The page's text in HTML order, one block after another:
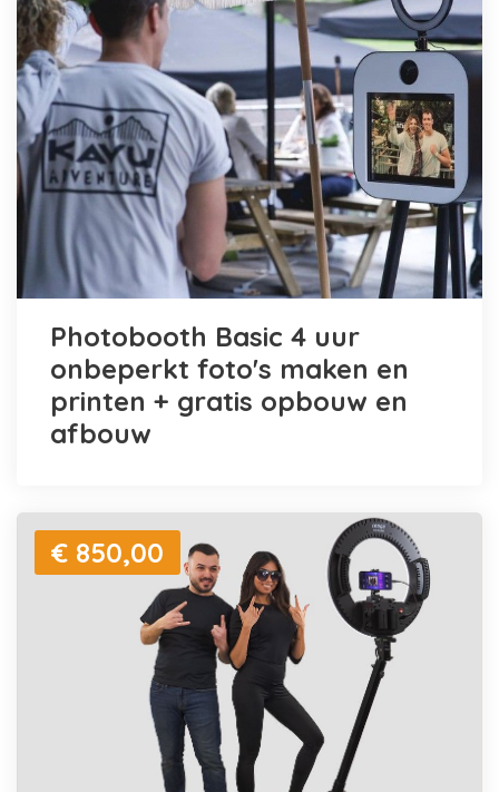
Photobooth Basic 4 uur
onbeperkt foto's maken en
printen + gratis opbouw en
afbouw
€ 850,00